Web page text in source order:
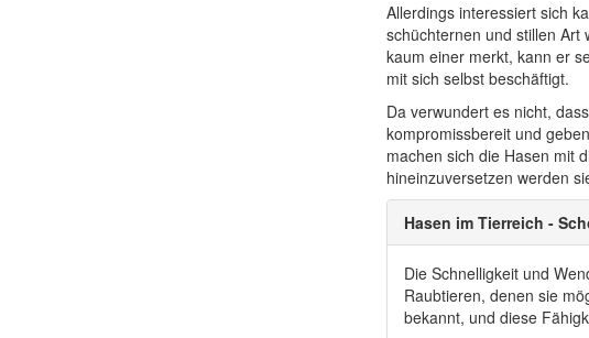
Allerdings interessiert sich
schüchternen und stillen Art
kaum einer merkt, kann er
mit sich selbst beschäftigt.
Da verwundert es nicht,
kompromissbereit und
machen sich die Hasen mit
hineinzuversetzen werden
Hasen im Tierreich -
Die Schnelligkeit und
Raubtieren, denen sie
bekannt, und diese